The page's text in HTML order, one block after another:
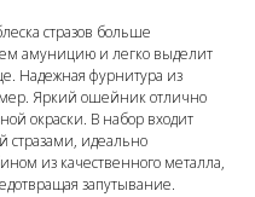
стразов больше
амуницию и легко выделит
Надежная фурнитура из
Яркий ошейник отлично
окраски. В набор входит
стразами, идеально
из качественного металла,
запутывание.